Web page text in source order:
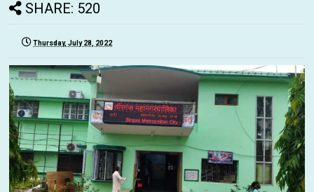
SHARE: 520
Thursday, July 28, 2022